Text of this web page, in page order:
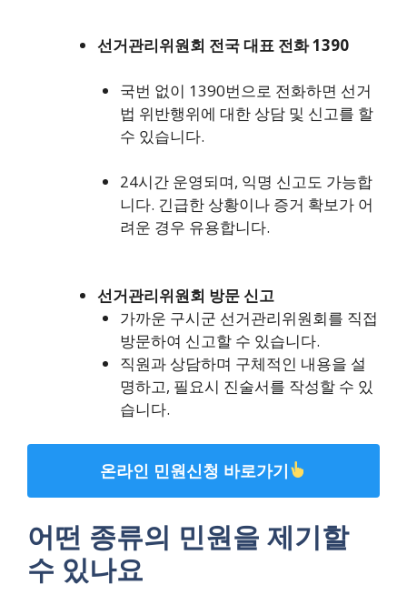
선거관리위원회 전국 대표 전화 1390
국번 없이 1390번으로 전화하면 선거
법 위반행위에 대한 상담 및 신고를 할
수 있습니다.
24시간 운영되며, 익명 신고도 가능합
니다. 긴급한 상황이나 증거 확보가 어
려운 경우 유용합니다.
선거관리위원회 방문 신고
가까운 구시군 선거관리위원회를 직접
방문하여 신고할 수 있습니다.
직원과 상담하며 구체적인 내용을 설
명하고, 필요시 진술서를 작성할 수 있
습니다.
온라인 민원신청 바로가기
어떤 종류의 민원을 제기할
수 있나요